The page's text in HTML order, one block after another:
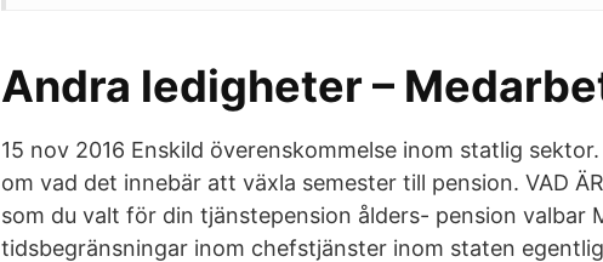
Andra ledigheter –
15 nov 2016 Enskild överenskommelse inom statlig
om vad det innebär att växla semester till pension. VAD
som du valt för din tjänstepension ålders- pension valbar
tidsbegränsningar inom chefstjänster inom staten